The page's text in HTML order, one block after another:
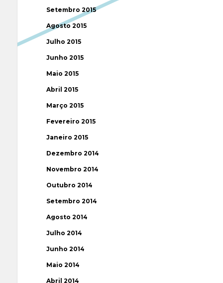
Setembro 2015
Agosto 2015
Julho 2015
Junho 2015
Maio 2015
Abril 2015
Março 2015
Fevereiro 2015
Janeiro 2015
Dezembro 2014
Novembro 2014
Outubro 2014
Setembro 2014
Agosto 2014
Julho 2014
Junho 2014
Maio 2014
Abril 2014